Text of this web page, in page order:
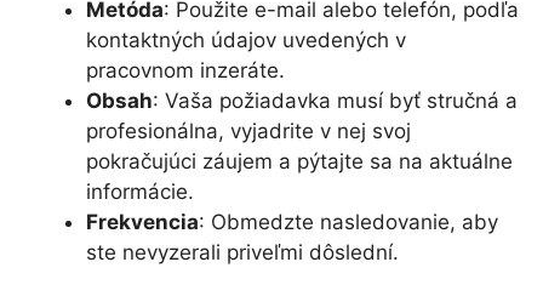
Metóda: Použite e-mail alebo telefón, podľa
kontaktných údajov uvedených v
pracovnom inzeráte.
Obsah: Vaša požiadavka musí byť stručná a
profesionálna, vyjadrite v nej svoj
pokračujúci záujem a pýtajte sa na aktuálne
informácie.
Frekvencia: Obmedzte nasledovanie, aby
ste nevyzerali priveľmi dôslední.